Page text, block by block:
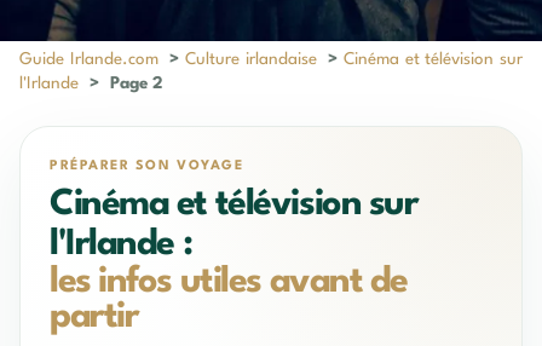
Guide Irlande.com >Culture irlandaise >Cinéma et télévision sur
l'Irlande
> Page 2
PRÉPARER SON VOYAGE
Cinéma et télévision sur
l'Irlande :
les infos utiles avant de
partir